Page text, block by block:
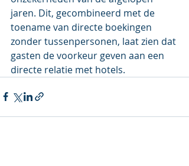
jaren. Dit, gecombineerd met de
toename van directe boekingen
zonder tussenpersonen, laat zien dat
gasten de voorkeur geven aan een
directe relatie met hotels.